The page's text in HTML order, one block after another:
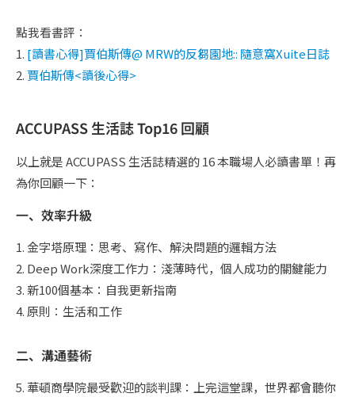
點我看書評：
1. [讀書心得]賈伯斯傳@ MRW的反芻園地:: 隨意窩Xuite日誌
2.賈伯斯傳<讀後心得>
ACCUPASS 生活誌 Top16 回顧
以上就是 ACCUPASS 生活誌精選的 16 本職場人必讀書單！再
為你回顧一下：
一、效率升級
1. 金字塔原理：思考、寫作、解決問題的邏輯方法
2. Deep Work深度工作力：淺薄時代，個人成功的關鍵能力
3. 新100個基本：自我更新指南
4. 原則：生活和工作
二、溝通藝術
5. 華頓商學院最受歡迎的談判課：上完這堂課，世界都會聽你